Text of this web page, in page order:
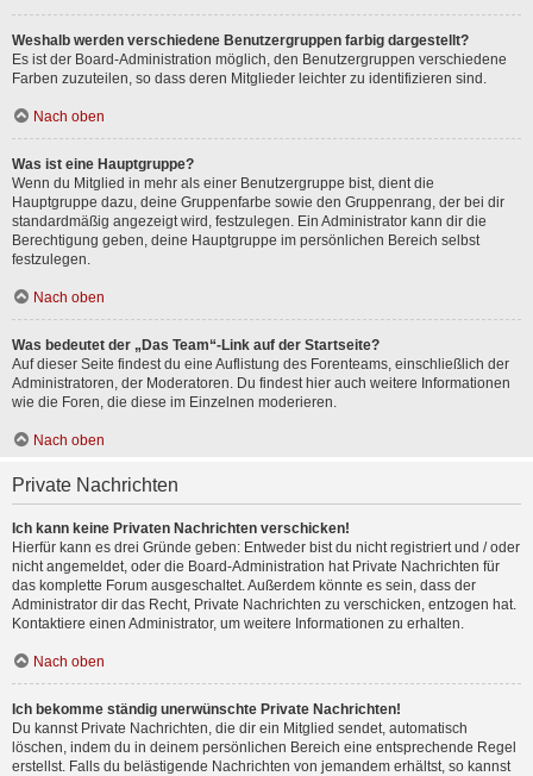
Weshalb werden verschiedene Benutzergruppen farbig dargestellt?
Es ist der Board-Administration möglich, den Benutzergruppen verschiedene
Farben zuzuteilen, so dass deren Mitglieder leichter zu identifizieren sind.
Nach oben
Was ist eine Hauptgruppe?
Wenn du Mitglied in mehr als einer Benutzergruppe bist, dient die
Hauptgruppe dazu, deine Gruppenfarbe sowie den Gruppenrang, der bei dir
standardmäßig angezeigt wird, festzulegen. Ein Administrator kann dir die
Berechtigung geben, deine Hauptgruppe im persönlichen Bereich selbst
festzulegen.
Nach oben
Was bedeutet der „Das Team“-Link auf der Startseite?
Auf dieser Seite findest du eine Auflistung des Forenteams, einschließlich der
Administratoren, der Moderatoren. Du findest hier auch weitere Informationen
wie die Foren, die diese im Einzelnen moderieren.
Nach oben
Private Nachrichten
Ich kann keine Privaten Nachrichten verschicken!
Hierfür kann es drei Gründe geben: Entweder bist du nicht registriert und / oder
nicht angemeldet, oder die Board-Administration hat Private Nachrichten für
das komplette Forum ausgeschaltet. Außerdem könnte es sein, dass der
Administrator dir das Recht, Private Nachrichten zu verschicken, entzogen hat.
Kontaktiere einen Administrator, um weitere Informationen zu erhalten.
Nach oben
Ich bekomme ständig unerwünschte Private Nachrichten!
Du kannst Private Nachrichten, die dir ein Mitglied sendet, automatisch
löschen, indem du in deinem persönlichen Bereich eine entsprechende Regel
erstellst. Falls du belästigende Nachrichten von jemandem erhältst, so kannst